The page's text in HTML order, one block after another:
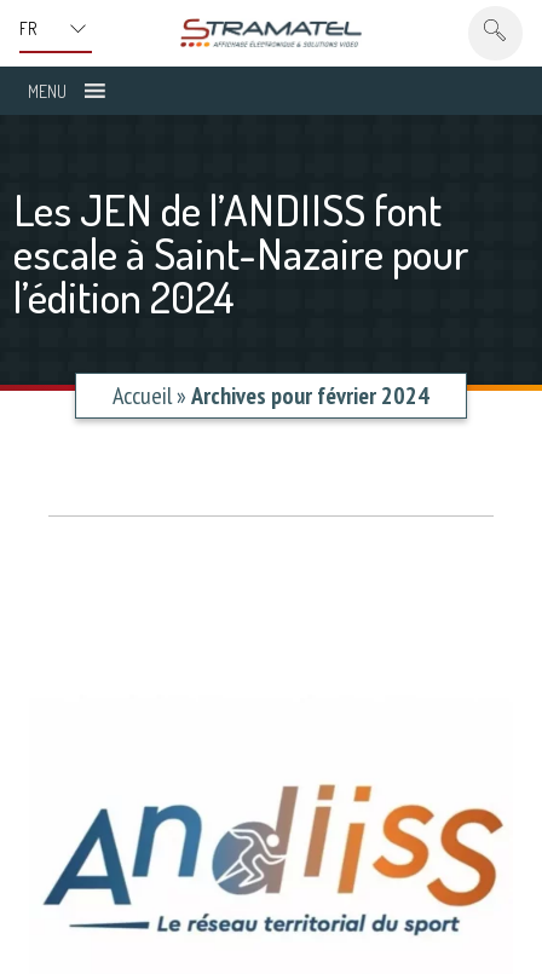
MENU
Les JEN de l’ANDIISS font
escale à Saint-Nazaire pour
l’édition 2024
Accueil»Archives pour février 2024